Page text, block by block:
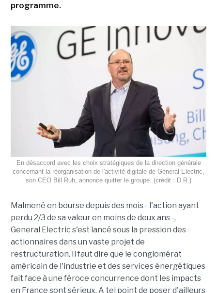
programme.
En désaccord avec les choix stratégiques de la direction générale
concernant la réorganisation de l'activité digitale de General Electric,
son CEO Bill Ruh, annonce quitter le groupe. (crédit : D.R.)
Malmené en bourse depuis des mois - l'action ayant
perdu 2/3 de sa valeur en moins de deux ans -,
General Electric s'est lancé sous la pression des
actionnaires dans un vaste projet de
restructuration. Il faut dire que le conglomérat
américain de l'industrie et des services énergétiques
fait face à une féroce concurrence dont les impacts
en France sont sérieux. A tel point de poser d'ailleurs